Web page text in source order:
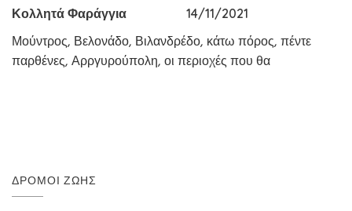
Κολλητά Φαράγγια 14/11/2021
Μούντρος, Βελονάδο, Βιλανδρέδο, κάτω πόρος, πέντε
παρθένες, Αρργυρούπολη, οι περιοχές που θα
ΔΡΌΜΟΙ ΖΩΉΣ